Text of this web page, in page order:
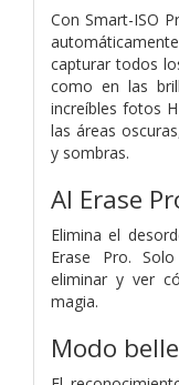
Con Smart-ISO
capturar todos
como en las
increíbles fotos
las áreas
y sombras.
AI Erase
Elimina el
Erase Pro.
eliminar y ver
magia.
Modo